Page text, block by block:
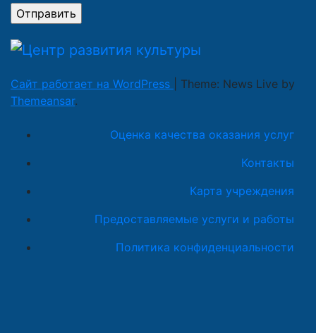
Сайт работает на WordPress
Theme: News Live by
Themeansar.
Оценка качества оказания услуг
Контакты
Карта учреждения
Предоставляемые услуги и работы
Политика конфиденциальности